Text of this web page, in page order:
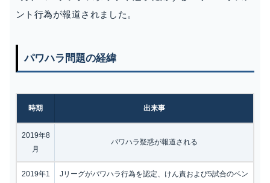
ント行為が報道されました。
パワハラ問題の経緯
時期 出来事
2019年8
月
パワハラ疑惑が報道される
2019年1
Jリーグがパワハラ行為を認定、けん責および5試合のベン